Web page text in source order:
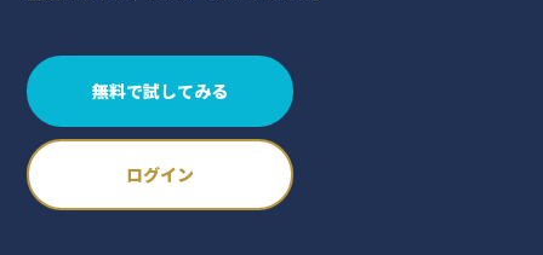
無料で試してみる
ログイン